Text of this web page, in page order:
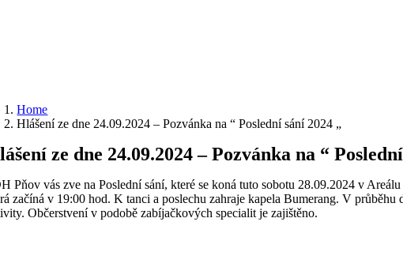
Home
Hlášení ze dne 24.09.2024 – Pozvánka na “ Poslední sání 2024 „
ze dne 24.09.2024 – Pozvánka na “
Pňov vás zve na Poslední sání, které se koná tuto sobotu 28.09.2024 v
začíná v 19:00 hod. K tanci a poslechu zahraje kapela Bumerang. V
Občerstvení v podobě zabíjačkových specialit je zajištěno.